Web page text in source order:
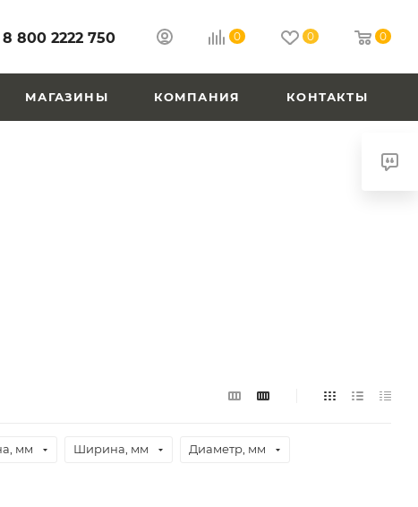
8 800 2222 750 0 0 0
МАГАЗИНЫ КОМПАНИЯ КОНТАКТЫ
мм Ширина, мм Диаметр, мм